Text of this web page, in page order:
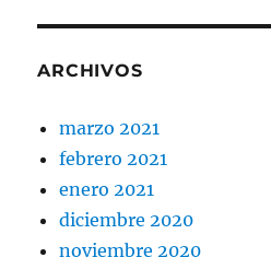
ARCHIVOS
marzo 2021
febrero 2021
enero 2021
diciembre 2020
noviembre 2020